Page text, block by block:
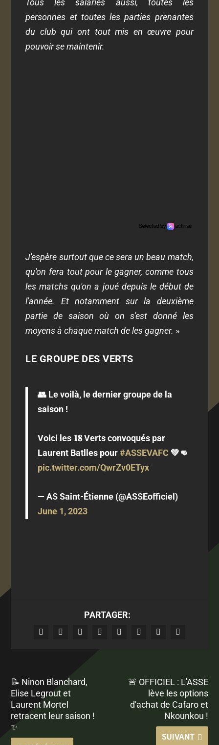
Tous les salariés aussi, toutes les
personnes et toutes les parties prenantes
du club qui ont tout mis en œuvre pour
pouvoir se maintenir.
J'espère surtout que ce sera un beau match,
qu'on fera tout pour le gagner, comme tous
les matchs qu'on a joué depuis le début de
l'année. Et notamment sur la deuxième
partie de saison où on s'est donné les
moyens à chaque match de les gagner. »
LE GROUPE DES VERTS
👥 Le voilà, le dernier groupe de la
saison !
Voici les 𝟏𝟖 Verts convoqués par
Laurent Batlles pour#ASSEVAFC 💚👊
pic.twitter.com/QwrZv0ETyx
— AS Saint-Étienne (@ASSEofficiel)
June 1, 2023
PARTAGER:
📝 Ninon Blanchard,
Elise Legrout et
Laurent Mortel
retracent leur saison !
✨
🚨 OFFICIEL : L'ASSE
lève les options
d'achat de Cafaro et
Nkounkou !
SUIVANT